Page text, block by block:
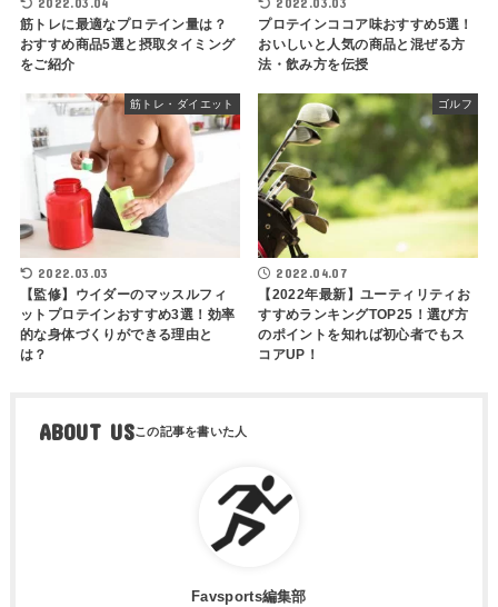
2022.03.04
筋トレに最適なプロテイン量は？
おすすめ商品5選と摂取タイミング
をご紹介
2022.03.03
プロテインココア味おすすめ5選！
おいしいと人気の商品と混ぜる方
法・飲み方を伝授
筋トレ・ダイエット
2022.03.03
【監修】ウイダーのマッスルフィ
ットプロテインおすすめ3選！効率
的な身体づくりができる理由と
は？
ゴルフ
2022.04.07
【2022年最新】ユーティリティお
すすめランキングTOP25！選び方
のポイントを知れば初心者でもス
コアUP！
ABOUT US
Favsports編集部